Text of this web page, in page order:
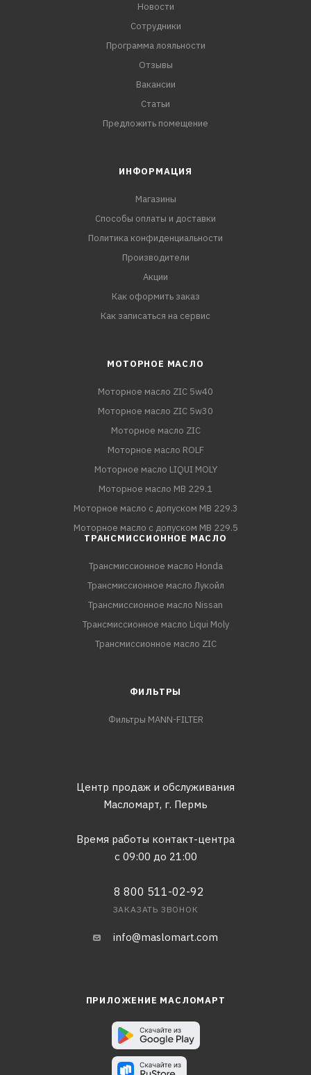
Новости
Сотрудники
Программа лояльности
Отзывы
Вакансии
Статьи
Предложить помещение
ИНФОРМАЦИЯ
Магазины
Способы оплаты и доставки
Политика конфиденциальности
Производители
Акции
Как оформить заказ
Как записаться на сервис
МОТОРНОЕ МАСЛО
Моторное масло ZIC 5w40
Моторное масло ZIC 5w30
Моторное масло ZIC
Моторное масло ROLF
Моторное масло LIQUI MOLY
Моторное масло MB 229.1
Моторное масло с допуском MB 229.3
Моторное масло с допуском MB 229.5
ТРАНСМИССИОННОЕ МАСЛО
Трансмиссионное масло Honda
Трансмиссионное масло Лукойл
Трансмиссионное масло Nissan
Трансмиссионное масло Liqui Moly
Трансмиссионное масло ZIC
ФИЛЬТРЫ
Фильтры MANN-FILTER
Центр продаж и обслуживания
Масломарт, г. Пермь
Время работы контакт-центра
с 09:00 до 21:00
8 800 511-02-92
ЗАКАЗАТЬ ЗВОНОК
info@maslomart.com
ПРИЛОЖЕНИЕ МАСЛОМАРТ